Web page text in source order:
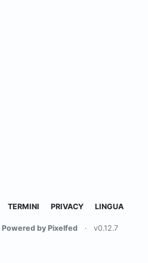
TERMINI PRIVACY LINGUA
Powered by Pixelfed · v0.12.7